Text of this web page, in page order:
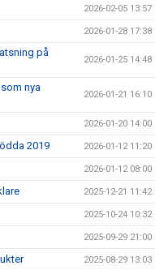
2026-02-05 13:57
2026-01-28 17:38
på
2026-01-25 14:48
nya
2026-01-21 16:10
2026-01-20 14:00
2019 2026-01-12 11:20
2026-01-12 08:00
2025-12-21 11:42
2025-10-24 10:32
2025-09-29 21:00
2025-08-29 13:03